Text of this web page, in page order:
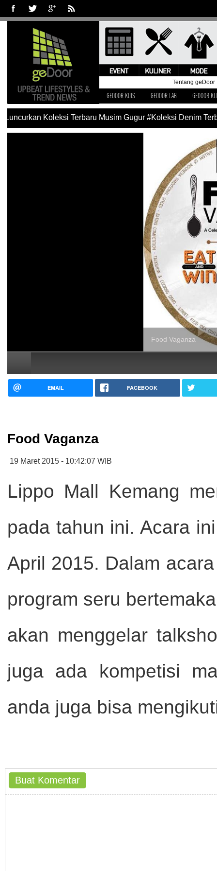
Tentang geDoor
GEDOOR KUIS GEDOOR LAB GEDOOR
Koleksi Terbaru Musim Gugur #Koleksi Denim
Food Vaganza
EMAIL FACEBOOK
Food Vaganza
19 Maret 2015 - 10:42:07 WIB
Lippo Mall Kemang
pada tahun ini. Acara
April 2015. Dalam
program seru
akan menggelar
juga ada kompetisi
anda juga bisa
Buat Komentar